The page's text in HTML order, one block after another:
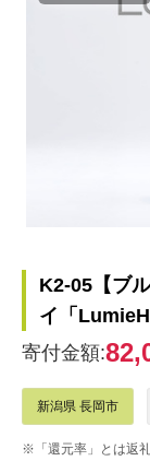
K2-05【ブ
イ「
寄付金額:
新潟県 長岡市
※「還元率」とは返